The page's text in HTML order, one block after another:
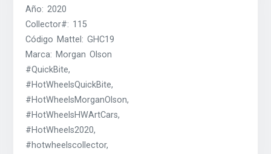
Año: 2020
Collector#: 115
Código Mattel: GHC19
Marca: Morgan Olson
#QuickBite,
#HotWheelsQuickBite,
#HotWheelsMorganOlson,
#HotWheelsHWArtCars,
#HotWheels2020,
#hotwheelscollector,